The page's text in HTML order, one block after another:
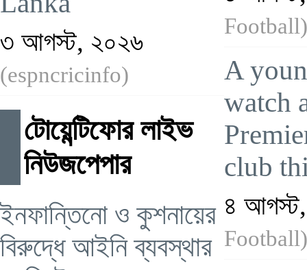
৩ আগস্ট, ২০২৬
(espncricinfo)
টোয়েন্টিফোর লাইভ
নিউজপেপার
ইনফান্তিনো ও কুশনায়ের
বিরুদ্ধে আইনি ব্যবস্থার
Football)
A
watch
club
৪
Football)